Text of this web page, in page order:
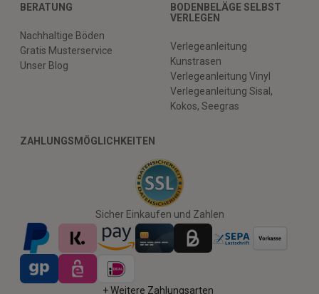
BERATUNG
Nachhaltige Böden
Gratis Musterservice
Unser Blog
BODENBELÄGE SELBST
VERLEGEN
Verlegeanleitung
Kunstrasen
Verlegeanleitung Vinyl
Verlegeanleitung Sisal,
Kokos, Seegras
ZAHLUNGSMÖGLICHKEITEN
Sicher Einkaufen und Zahlen
+ Weitere Zahlungsarten